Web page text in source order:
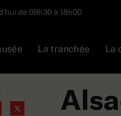
de 09h30 à 18h00
La tranchée La